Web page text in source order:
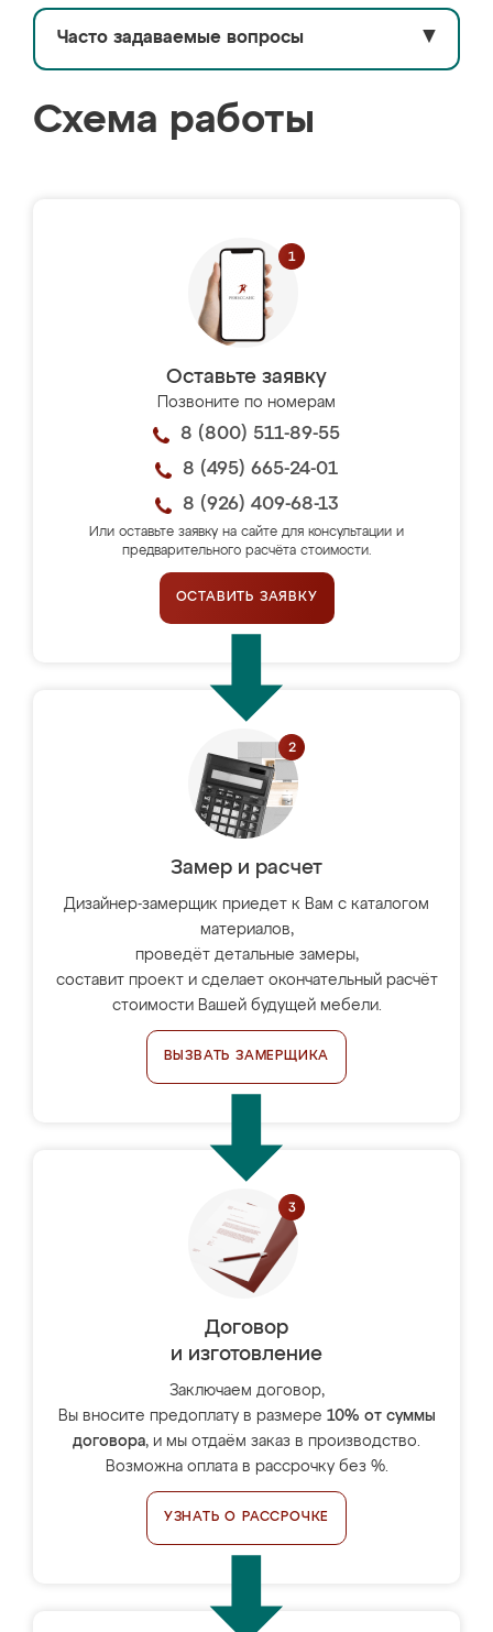
Часто задаваемые вопросы ▼
Схема работы
Оставьте заявку
Позвоните по номерам
8 (800) 511-89-55
8 (495) 665-24-01
8 (926) 409-68-13
Или оставьте заявку на сайте для консультации и
предварительного расчёта стоимости.
ОСТАВИТЬ ЗАЯВКУ
Замер и расчет
Дизайнер-замерщик приедет к Вам с каталогом
материалов,
проведёт детальные замеры,
составит проект и сделает окончательный расчёт
стоимости Вашей будущей мебели.
ВЫЗВАТЬ ЗАМЕРЩИКА
Договор
и изготовление
Заключаем договор,
Вы вносите предоплату в размере 10% от суммы
договора, и мы отдаём заказ в производство.
Возможна оплата в рассрочку без %.
УЗНАТЬ О РАССРОЧКЕ